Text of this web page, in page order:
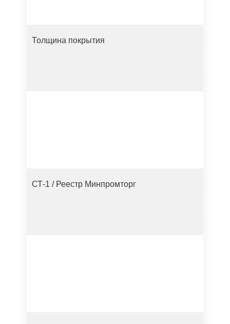
Толщина покрытия
СТ-1 / Реестр Минпромторг